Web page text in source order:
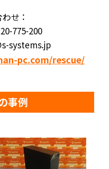
せ：
775-200
pc.com/rescue/
事例